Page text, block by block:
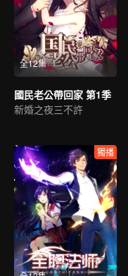
全12集
國民老公帶回家 第1季
新婚之夜三不許
獨播